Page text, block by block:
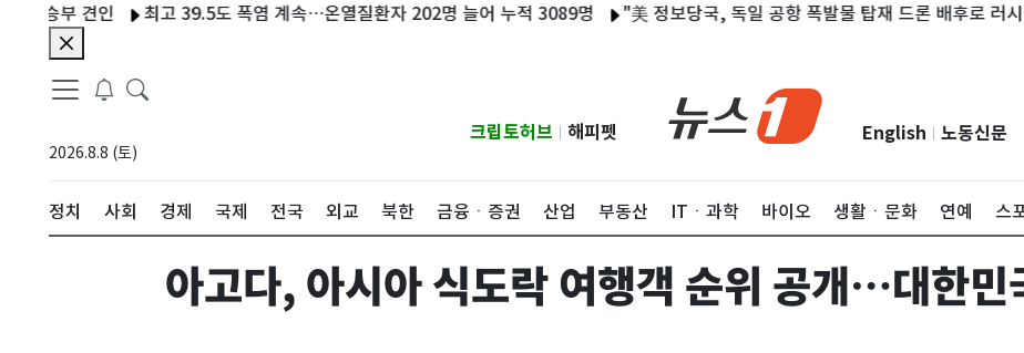
부 견인 최고 39.5도 폭염 계속…온열질환자 202명 늘어 누적 3089명 "美 정보당국, 독일 공항 폭발물 탑재 드론 배후로 러시아
2026.8.8 (토)
크립토허브 해피펫 English 노동신문
정치 사회 경제 국제 전국 외교 북한 금융ㆍ증권 산업 부동산 ITㆍ과학 바이오 생활ㆍ문화 연예 스
아고다, 아시아 식도락 여행객 순위 공개…대한민